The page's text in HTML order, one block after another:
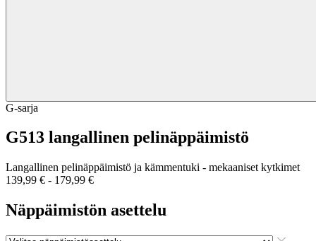
G-sarja
G513 langallinen pelinäppäimistö
Langallinen pelinäppäimistö ja kämmentuki - mekaaniset kytkimet
139,99 € - 179,99 €
Näppäimistön asettelu